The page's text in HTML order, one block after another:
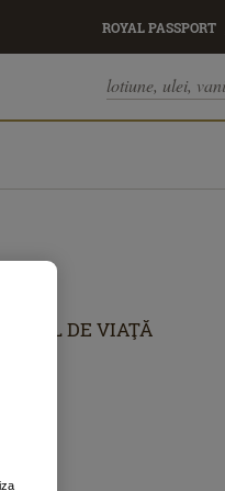
ROYAL PASSPORT
STIL DE VIAŢĂ